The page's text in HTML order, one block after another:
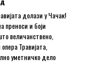
долази у Чачак!
преноси и боји
величанствено,
Травијата,
уметничко дело